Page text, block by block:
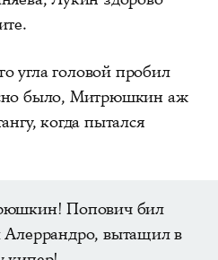
угла головой пробил
было, Митрюшкин аж
когда пытался
Попович бил
Алеррандро, вытащил в